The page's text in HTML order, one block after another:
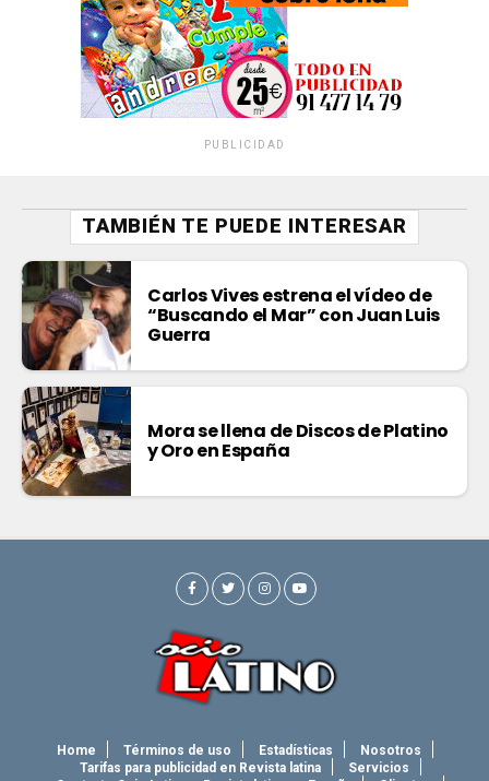
PUBLICIDAD
TAMBIÉN TE PUEDE INTERESAR
Carlos Vives estrena el vídeo de
“Buscando el Mar” con Juan Luis
Guerra
Mora se llena de Discos de Platino
y Oro en España
Home Términos de uso Estadísticas
Nosotros
Tarifas para publicidad en Revista latina
Servicios